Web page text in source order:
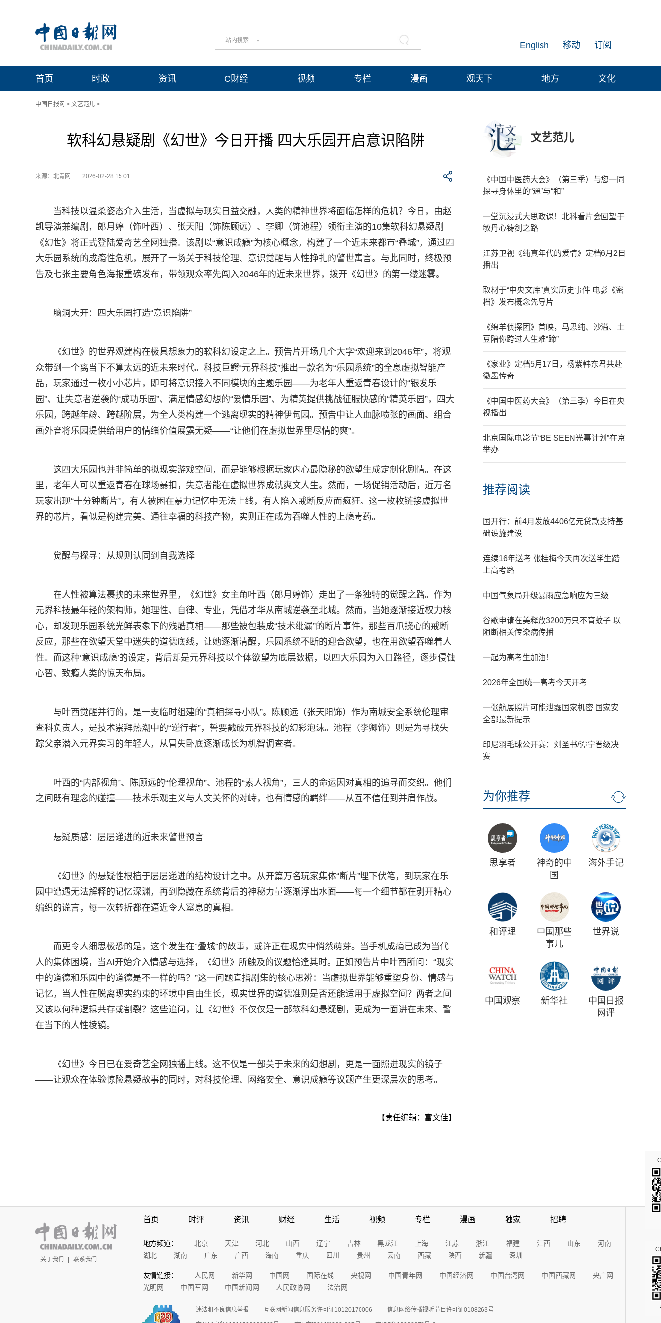
站内搜索 订阅
移动
English
首页 时政 资讯 C财经 视频 专栏 漫画 观天下 地方 文化
中国日报网 > 文艺范儿 >
软科幻悬疑剧《幻世》今日开播 四大乐园开启意识陷阱
来源：北青网 2026-02-28 15:01
当科技以温柔姿态介入生活，当虚拟与现实日益交融，人类的精神世界将面临怎样的危机？今日，由赵
凯导演兼编剧，郎月婷（饰叶西）、张天阳（饰陈顾远）、李卿（饰池程）领衔主演的10集软科幻悬疑剧
《幻世》将正式登陆爱奇艺全网独播。该剧以“意识成瘾”为核心概念，构建了一个近未来都市“叠城”，通过四
大乐园系统的成瘾性危机，展开了一场关于科技伦理、意识觉醒与人性挣扎的警世寓言。与此同时，终极预
告及七张主要角色海报重磅发布，带领观众率先闯入2046年的近未来世界，拨开《幻世》的第一缕迷雾。
脑洞大开：四大乐园打造“意识陷阱”
《幻世》的世界观建构在极具想象力的软科幻设定之上。预告片开场几个大字“欢迎来到2046年”，将观
众带到一个离当下不算太远的近未来时代。科技巨鳄“元界科技”推出一款名为“乐园系统”的全息虚拟智能产
品，玩家通过一枚小小芯片，即可将意识接入不同模块的主题乐园——为老年人重返青春设计的“银发乐
园”、让失意者逆袭的“成功乐园”、满足情感幻想的“爱情乐园”、为精英提供挑战征服快感的“精英乐园”，四大
乐园，跨越年龄、跨越阶层，为全人类构建一个逃离现实的精神伊甸园。预告中让人血脉喷张的画面、组合
画外音将乐园提供给用户的情绪价值展露无疑——“让他们在虚拟世界里尽情的爽”。
这四大乐园也并非简单的拟现实游戏空间，而是能够根据玩家内心最隐秘的欲望生成定制化剧情。在这
里，老年人可以重返青春在球场暴扣，失意者能在虚拟世界成就爽文人生。然而，一场促销活动后，近万名
玩家出现“十分钟断片”，有人被困在暴力记忆中无法上线，有人陷入戒断反应而疯狂。这一枚枚链接虚拟世
界的芯片，看似是构建完美、通往幸福的科技产物，实则正在成为吞噬人性的上瘾毒药。
觉醒与探寻：从规则认同到自我选择
在人性被算法裹挟的未来世界里，《幻世》女主角叶西（郎月婷饰）走出了一条独特的觉醒之路。作为
元界科技最年轻的架构师，她理性、自律、专业，凭借才华从南城逆袭至北城。然而，当她逐渐接近权力核
心，却发现乐园系统光鲜表象下的残酷真相——那些被包装成“技术纰漏”的断片事件，那些百爪挠心的戒断
反应，那些在欲望天堂中迷失的道德底线，让她逐渐清醒，乐园系统不断的迎合欲望，也在用欲望吞噬着人
性。而这种‘意识成瘾’的设定，背后却是元界科技以个体欲望为底层数据，以四大乐园为入口路径，逐步侵蚀
心智、致瘾人类的惊天布局。
与叶西觉醒并行的，是一支临时组建的“真相探寻小队”。陈顾远（张天阳饰）作为南城安全系统伦理审
查科负责人，是技术崇拜热潮中的“逆行者”，誓要戳破元界科技的幻彩泡沫。池程（李卿饰）则是为寻找失
踪父亲潜入元界实习的年轻人，从冒失卧底逐渐成长为机智调查者。
叶西的“内部视角”、陈顾远的“伦理视角”、池程的“素人视角”，三人的命运因对真相的追寻而交织。他们
之间既有理念的碰撞——技术乐观主义与人文关怀的对峙，也有情感的羁绊——从互不信任到并肩作战。
悬疑质感：层层递进的近未来警世预言
《幻世》的悬疑性根植于层层递进的结构设计之中。从开篇万名玩家集体“断片”埋下伏笔，到玩家在乐
园中遭遇无法解释的记忆深渊，再到隐藏在系统背后的神秘力量逐渐浮出水面——每一个细节都在剥开精心
编织的谎言，每一次转折都在逼近令人窒息的真相。
而更令人细思极恐的是，这个发生在“叠城”的故事，或许正在现实中悄然萌芽。当手机成瘾已成为当代
人的集体困境，当AI开始介入情感与选择，《幻世》所触及的议题恰逢其时。正如预告片中叶西所问：“现实
中的道德和乐园中的道德是不一样的吗？”这一问题直指剧集的核心思辨：当虚拟世界能够重塑身份、情感与
记忆，当人性在脱离现实约束的环境中自由生长，现实世界的道德准则是否还能适用于虚拟空间？两者之间
又该以何种逻辑共存或割裂？这些追问，让《幻世》不仅仅是一部软科幻悬疑剧，更成为一面讲在未来、警
在当下的人性棱镜。
《幻世》今日已在爱奇艺全网独播上线。这不仅是一部关于未来的幻想剧，更是一面照进现实的镜子
——让观众在体验惊险悬疑故事的同时，对科技伦理、网络安全、意识成瘾等议题产生更深层次的思考。
【责任编辑：富文佳】
文艺范儿
《中国中医药大会》（第三季）与您一同
探寻身体里的“通”与“和”
一堂沉浸式大思政课！北科看片会回望于
敏丹心铸剑之路
江苏卫视《纯真年代的爱情》定档6月2日
播出
取材于“中央文库”真实历史事件 电影《密
档》发布概念先导片
《绵羊侦探团》首映，马思纯、沙溢、土
豆陪你跨过人生难“蹄”
《家业》定档5月17日，杨紫韩东君共赴
徽墨传奇
《中国中医药大会》（第三季）今日在央
视播出
北京国际电影节“BE SEEN光幕计划”在京
举办
推荐阅读
国开行：前4月发放4406亿元贷款支持基
础设施建设
连续16年送考 张桂梅今天再次送学生踏
上高考路
中国气象局升级暴雨应急响应为三级
谷歌申请在美释放3200万只不育蚊子 以
阻断相关传染病传播
一起为高考生加油！
2026年全国统一高考今天开考
一张航展照片可能泄露国家机密 国家安
全部最新提示
印尼羽毛球公开赛：刘圣书/谭宁晋级决
赛
为你推荐
思享者
神奇的中
国
海外手记
和评理
中国那些
事儿
世界说
中国观察 新华社
中国日报
网评
关于我们 | 联系我们
首页 时评 资讯 财经 生活 视频 专栏 漫画 独家 招聘
地方频道： 北京 天津 河北 山西 辽宁 吉林 黑龙江 上海 江苏 浙江 福建 江西 山东
河南
湖北
湖南 广东 广西 海南 重庆 四川 贵州 云南 西藏 陕西 新疆 深圳
友情链接： 人民网 新华网 中国网 国际在线 央视网 中国青年网 中国经济网 中国台湾网 中国西藏网
央广网
光明网
中国军网 中国新闻网 人民政协网 法治网
违法和不良信息举报 互联网新闻信息服务许可证10120170006 信息网络传播视听节目许可证0108263号